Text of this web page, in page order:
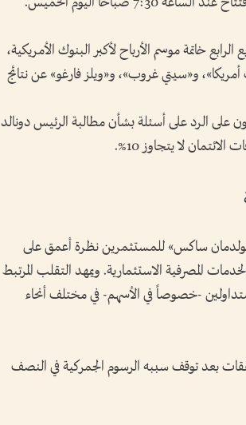
خاتمة موسم الأرباح لأكبر البنوك الأمريكية،
و«سيتي غروب»، و«ويلز فارغو» عن نتائج
على الرد على أسئلة بشأن مطالبة الرئيس دونالد
لا يتجاوز 10%.
ساكس» للمستثمرين نظرة أعمق على
المصرفية الاستثمارية. ويمهد التقلب المرتبط
-خصوصاً في الأسهم- في مختلف أنحاء
بعد توقف سببه الرسوم الجمركية في النصف